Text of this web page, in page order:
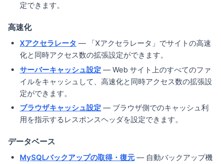
定できます。
高速化
Xアクセラレータ — 「Xアクセラレータ」でサイトの高速
化と同時アクセス数の拡張設定ができます。
サーバーキャッシュ設定 — Web サイト上のすべてのファ
イルをキャッシュして、高速化と同時アクセス数の拡張設
定ができます。
ブラウザキャッシュ設定 — ブラウザ側でのキャッシュ利
用を指示するレスポンスヘッダを設定できます。
データベース
MySQLバックアップの取得・復元 — 自動バックアップ機